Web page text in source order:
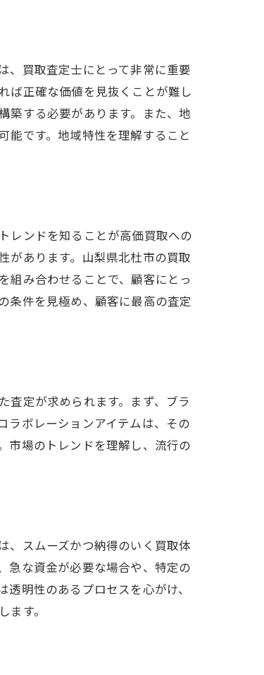
、買取査定士にとって非常に重要
ば正確な価値を見抜くことが難し
築する必要があります。また、地
能です。地域特性を理解すること
レンドを知ることが高価買取への
があります。山梨県北杜市の買取
組み合わせることで、顧客にとっ
条件を見極め、顧客に最高の査定
査定が求められます。まず、ブラ
ラボレーションアイテムは、その
市場のトレンドを理解し、流行の
、スムーズかつ納得のいく買取体
急な資金が必要な場合や、特定の
明性のあるプロセスを心がけ、
す。